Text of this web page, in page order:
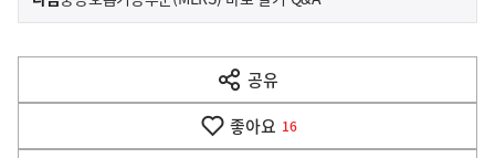
전
다
음
사
공유
열
기
좋아요 16